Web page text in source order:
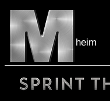
heim